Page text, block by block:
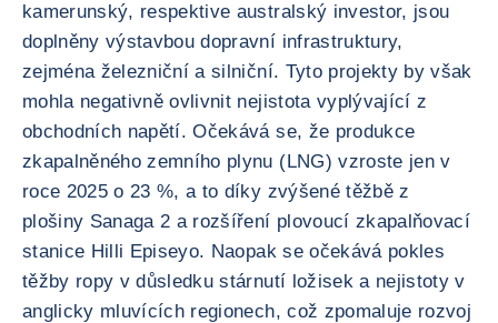
kamerunský, respektive australský investor, jsou
doplněny výstavbou dopravní infrastruktury,
zejména železniční a silniční. Tyto projekty by však
mohla negativně ovlivnit nejistota vyplývající z
obchodních napětí. Očekává se, že produkce
zkapalněného zemního plynu (LNG) vzroste jen v
roce 2025 o 23 %, a to díky zvýšené těžbě z
plošiny Sanaga 2 a rozšíření plovoucí zkapalňovací
stanice Hilli Episeyo. Naopak se očekává pokles
těžby ropy v důsledku stárnutí ložisek a nejistoty v
anglicky mluvících regionech, což zpomaluje rozvoj